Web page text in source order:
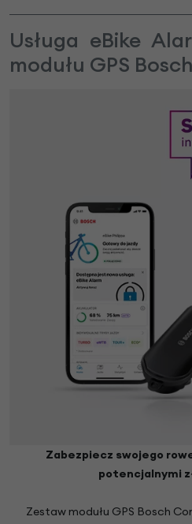
Usługa eBike
modułu GPS
Zabezpiecz swojego
potencjalnymi
Zestaw modułu GPS Bosch